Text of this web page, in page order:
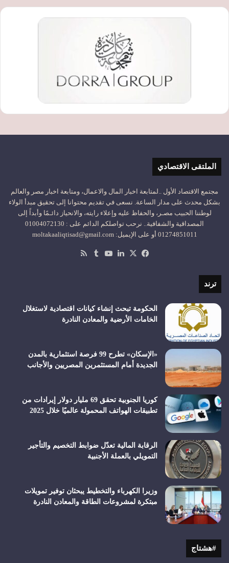
الملتقى الاقتصادي
مجتمع الاقتصاد الأول ..لمتابعة اخبار المال والاعمال، ومتابعة اخبار مصر والعالم
بشكل محدث على مدار الساعة. نسعى في تقديم محتوانا إلى تحقيق مبدأ الولاء
لوطننا الحبيب مصـر، والحفاظ عليه وإعلاء رايته، والانحياز دائـمًا وأبداً إلى
المصداقية والشفافية.. نرحب تواصلكم الدائم على : 01004072130
01274851011 أو على الإيميل: moltakaaliqtisad@gmail.com
فيسبوك
‫X لينكدإن‫YouTube
ترند
الحكومة تبحث إنشاء كيانات اقتصادية لاستغلال
الخامات الأرضية والمعادن النادرة
«الإسكان» تطرح 99 فرصة استثمارية بالمدن
الجديدة أمام المستثمرين المصريين والأجانب
كوريا الجنوبية تحقق 69 مليار دولار إيرادات من
تطبيقات الهواتف المحمولة عالميًا خلال 2025
الرقابة المالية تعدّل ضوابط التخصيم والتأجير
التمويلي بالعملة الأجنبية
وزيرا الكهرباء والتخطيط يبحثان توفير تمويلات
مبتكرة لمشروعات الطاقة والمعادن النادرة
#هشتاج